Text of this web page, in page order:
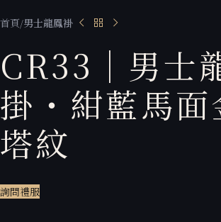
首頁 男士龍鳳褂
CR33｜男士
掛・紺藍馬面
塔紋
詢問禮服